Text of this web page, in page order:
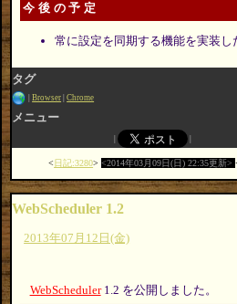
今後の予定
常に設定を同期する機能を実装し
タグ
Browser Chrome
メニュー
日記:3280 2014年03月09日(日) 22:35更新
WebScheduler 1.2
2013年07月12日(金)
WebScheduler1.2 を公開しました。